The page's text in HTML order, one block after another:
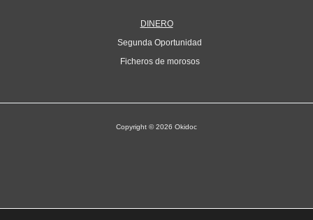
DINERO
Segunda Oportunidad
Ficheros de morosos
Copyright © 2026 Okidoc